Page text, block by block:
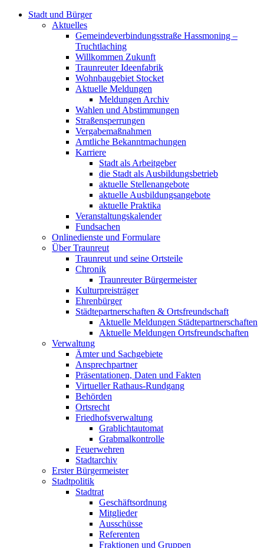
Stadt und Bürger
Aktuelles
Gemeindeverbindungsstraße Hassmoning –
Truchtlaching
Willkommen Zukunft
Traunreuter Ideenfabrik
Wohnbaugebiet Stocket
Aktuelle Meldungen
Meldungen Archiv
Wahlen und Abstimmungen
Straßensperrungen
Vergabemaßnahmen
Amtliche Bekanntmachungen
Karriere
Stadt als Arbeitgeber
die Stadt als Ausbildungsbetrieb
aktuelle Stellenangebote
aktuelle Ausbildungsangebote
aktuelle Praktika
Veranstaltungskalender
Fundsachen
Onlinedienste und Formulare
Über Traunreut
Traunreut und seine Ortsteile
Chronik
Traunreuter Bürgermeister
Kulturpreisträger
Ehrenbürger
Städtepartnerschaften & Ortsfreundschaft
Aktuelle Meldungen Städtepartnerschaften
Aktuelle Meldungen Ortsfreundschaften
Verwaltung
Ämter und Sachgebiete
Ansprechpartner
Präsentationen, Daten und Fakten
Virtueller Rathaus-Rundgang
Behörden
Ortsrecht
Friedhofsverwaltung
Grablichtautomat
Grabmalkontrolle
Feuerwehren
Stadtarchiv
Erster Bürgermeister
Stadtpolitik
Stadtrat
Geschäftsordnung
Mitglieder
Ausschüsse
Referenten
Fraktionen und Gruppen